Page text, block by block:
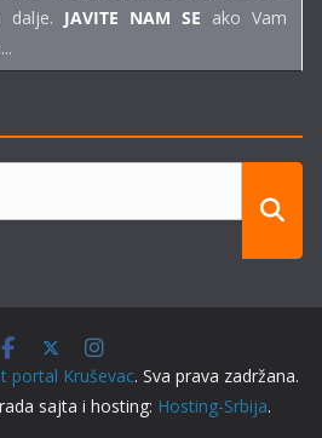
dalje. JAVITE NAM SE ako Vam
portal Kruševac. Sva prava zadržana.
sajta i hosting: Hosting-Srbija.